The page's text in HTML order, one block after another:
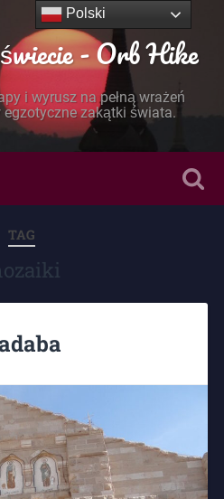
- Orb Hike
i wyrusz na pełną wrażeń
zakątki świata.
TAG
Polski